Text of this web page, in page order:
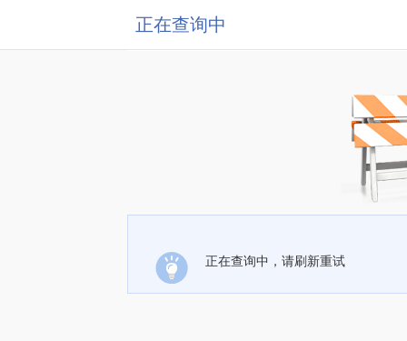
正在查询中
正在查询中，请刷新重试